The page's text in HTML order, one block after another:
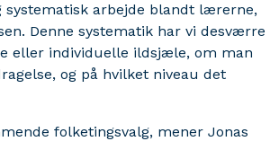
arbejde blandt lærerne,
Denne systematik har vi desværre
eller individuelle ildsjæle, om man
og på hvilket niveau det
folketingsvalg, mener Jonas